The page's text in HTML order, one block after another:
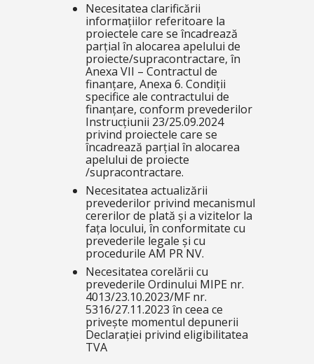
Necesitatea clarificării
informațiilor referitoare la
proiectele care se încadrează
parțial în alocarea apelului de
proiecte/supracontractare, în
Anexa VII – Contractul de
finanțare, Anexa 6. Condiții
specifice ale contractului de
finanțare, conform prevederilor
Instrucțiunii 23/25.09.2024
privind proiectele care se
încadrează parțial în alocarea
apelului de proiecte
/supracontractare.
Necesitatea actualizării
prevederilor privind mecanismul
cererilor de plată și a vizitelor la
fața locului, în conformitate cu
prevederile legale și cu
procedurile AM PR NV.
Necesitatea corelării cu
prevederile Ordinului MIPE nr.
4013/23.10.2023/MF nr.
5316/27.11.2023 în ceea ce
privește momentul depunerii
Declarației privind eligibilitatea
TVA